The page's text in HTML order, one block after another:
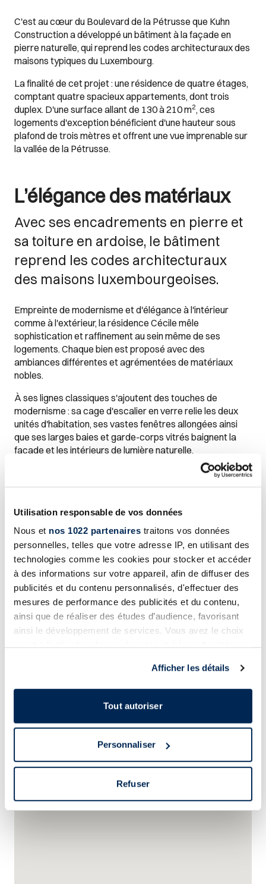
Utilisation responsable de vos données
Nous et nos 1022 partenaires traitons vos données
personnelles, telles que votre adresse IP, en utilisant des
technologies comme les cookies pour stocker et accéder
à des informations sur votre appareil, afin de diffuser des
publicités et du contenu personnalisés, d'effectuer des
mesures de performance des publicités et du contenu,
ainsi que de réaliser des études d’audience, favorisant
ainsi le développement de services. Vous avez le choix
tout moment en consultant la Déclaration relative aux
cookies ou en cliquant sur l'icône de confidentialité.
géographique qui peuvent être précises à plusieurs
mètres près
pour en relever les caractéristiques spécifiques
(empreintes digitales).
Afficher les détails
Tout autoriser
Personnaliser
Refuser
C'est au cœur du Boulevard de la Pétrusse que Kuhn
Construction a développé un bâtiment à la façade en
pierre naturelle, qui reprend les codes architecturaux des
maisons typiques du Luxembourg.
La finalité de cet projet : une résidence de quatre étages,
comptant quatre spacieux appartements, dont trois
duplex. D'une surface allant de 130 à 210m2, ces
logements d'exception bénéficient d'une hauteur sous
plafond de trois mètres et offrent une vue imprenable sur
la vallée de la Pétrusse.
L’élégance des matériaux
Avec ses encadrements en pierre et
sa toiture en ardoise, le bâtiment
reprend les codes architecturaux
des maisons luxembourgeoises.
Empreinte de modernisme et d'élégance à l'intérieur
comme à l'extérieur, la résidence Cécile mêle
sophistication et raffinement au sein même de ses
logements. Chaque bien est proposé avec des
ambiances différentes et agrémentées de matériaux
nobles.
À ses lignes classiques s'ajoutent des touches de
modernisme : sa cage d'escalier en verre relie les deux
unités d'habitation, ses vastes fenêtres allongées ainsi
que ses larges baies et garde-corps vitrés baignent la
façade et les intérieurs de lumière naturelle.
Images Gallery